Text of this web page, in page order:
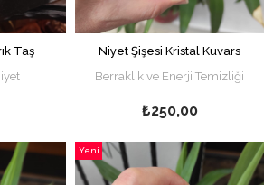
Taş
Niyet Şişesi Kristal Kuvars
Berraklık ve Enerji Temizliği
₺250,00
Yeni
Ürün